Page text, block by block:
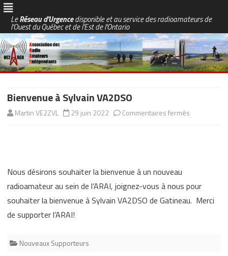
LeRéseau d'Urgencedisponible et au service des radioamateurs de
l'Ouest du Québec et de l'Est de l'Ontario
Skip
content
Bienvenue à Sylvain VA2DSO
Martin VE2ZVL 29 juin 2022 Commentaires fermés
VA2DSO
Nous désirons souhaiter la bienvenue à un nouveau
radioamateur au sein de l’ARAI, joignez-vous à nous pour
souhaiter la bienvenue à Sylvain VA2DSO de Gatineau. Merci
de supporter l’ARAI!
Nouveaux Supporteurs